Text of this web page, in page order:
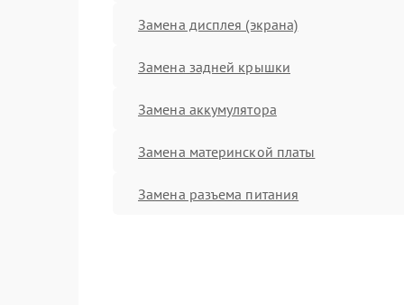
Замена дисплея (экрана)
Замена задней крышки
Замена аккумулятора
Замена материнской платы
Замена разъема питания